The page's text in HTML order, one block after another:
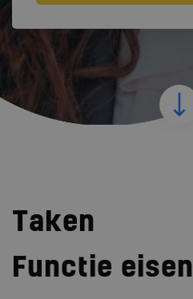
Taken
Functie eisen